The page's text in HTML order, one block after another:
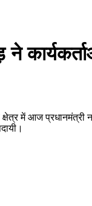
में आज प्रधानमंत्री